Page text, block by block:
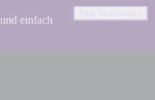
einfach